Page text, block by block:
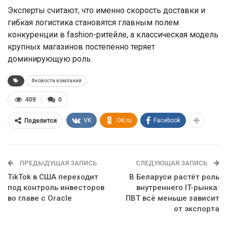
Эксперты считают, что именно скорость доставки и
гибкая логистика становятся главным полем
конкуренции в fashion-ритейле, а классическая модель
крупных магазинов постепенно теряет
доминирующую роль.
#новости компаний
0
409
Поделится VK OK.ru Facebook
ПРЕДЫДУЩАЯ ЗАПИСЬ
TikTok в США переходит
под контроль инвесторов
во главе с Oracle
СЛЕДУЮЩАЯ ЗАПИСЬ
В Беларуси растёт роль
внутреннего IT-рынка:
ПВТ всё меньше зависит
от экспорта